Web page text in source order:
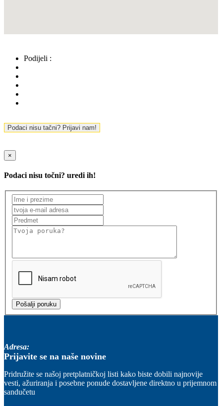
Podijeli :
Podaci nisu tačni? Prijavi nam!
×
Podaci nisu točni? uredi ih!
Adresa:
Prijavite se na naše novine
Pridružite se našoj pretplatničkoj listi kako biste dobili najnovije
vesti, ažuriranja i posebne ponude dostavljene direktno u prijemnom
sandučetu